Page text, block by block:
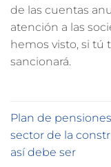
de las cuentas
atención a las
hemos visto, si tú
sancionará.
Plan de
sector de la
así debe ser